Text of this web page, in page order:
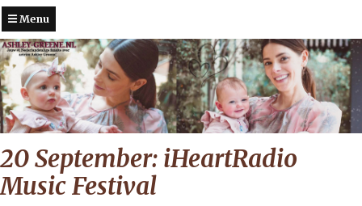
Menu
20 September: iHeartRadio
Music Festival